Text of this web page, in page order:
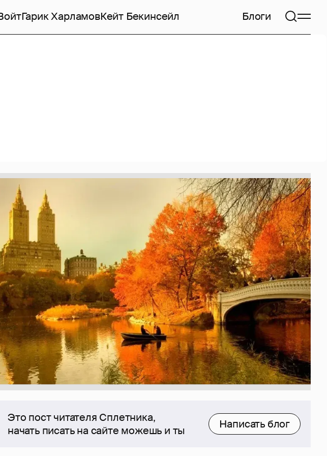
Гарик ХарламовКейт Бекинсейл Блоги
Это пост читателя Сплетника,
начать писать на сайте можешь и ты
Написать блог